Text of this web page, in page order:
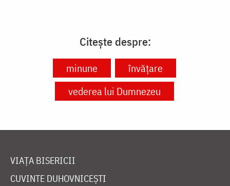
Citește despre:
minune
învățare
vederea lui Dumnezeu
VIAȚA BISERICII
CUVINTE DUHOVNICEȘTI